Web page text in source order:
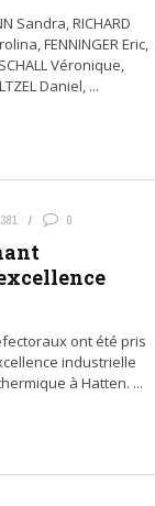
Sandra, RICHARD
FENNINGER Eric,
Véronique,
Daniel, ...
381 0
ont été pris
industrielle
à Hatten. ...